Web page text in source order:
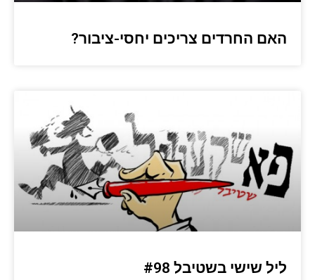
האם החרדים צריכים יחסי-ציבור?
ליל שישי בשטיבל #98